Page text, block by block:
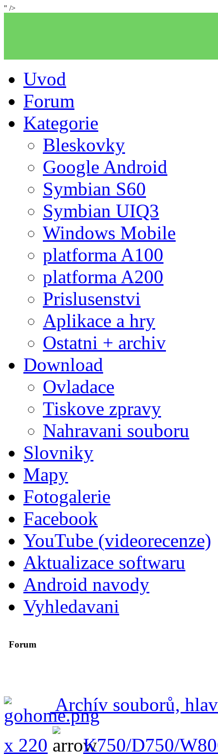
" />
Uvod
Forum
Kategorie
Bleskovky
Google Android
Symbian S60
Symbian UIQ3
Windows Mobile
platforma A100
platforma A200
Prislusenstvi
Aplikace a hry
Ostatni + archiv
Download
Ovladace
Tiskove zpravy
Nahravani souboru
Slovniky
Mapy
Fotogalerie
Facebook
YouTube (videorecenze)
Aktualizace softwaru
Android navody
Vyhledavani
Forum
Archív souborů,
x 220
K750/D750/